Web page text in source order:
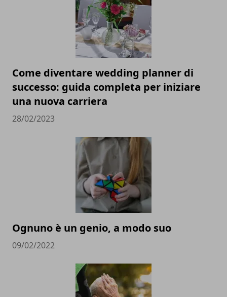
Come diventare wedding planner di
successo: guida completa per iniziare
una nuova carriera
28/02/2023
Ognuno è un genio, a modo suo
09/02/2022